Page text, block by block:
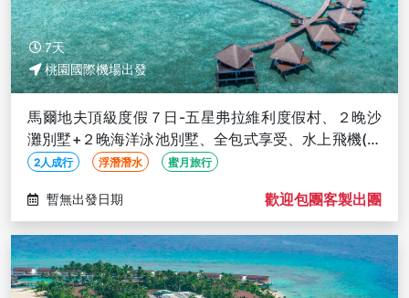
7天
桃園國際機場出發
馬爾地夫頂級度假７日-五星弗拉維利度假村、２晚沙
灘別墅+２晚海洋泳池別墅、全包式享受、水上飛機(新
加坡航空/含稅)
2人成行 浮潛潛水 蜜月旅行
暫無出發日期 歡迎包團客製出團